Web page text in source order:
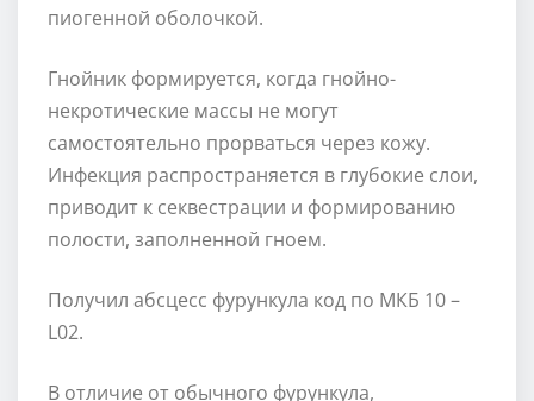
пиогенной оболочкой.
Гнойник формируется, когда гнойно-
некротические массы не могут
самостоятельно прорваться через кожу.
Инфекция распространяется в глубокие слои,
приводит к секвестрации и формированию
полости, заполненной гноем.
Получил абсцесс фурункула код по МКБ 10 –
L02.
В отличие от обычного фурункула,